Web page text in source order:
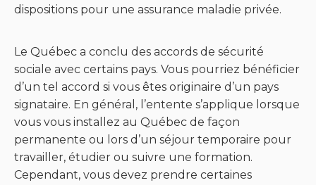
dispositions pour une assurance maladie privée.
Le Québec a conclu des accords de sécurité
sociale avec certains pays. Vous pourriez bénéficier
d’un tel accord si vous êtes originaire d’un pays
signataire. En général, l’entente s’applique lorsque
vous vous installez au Québec de façon
permanente ou lors d’un séjour temporaire pour
travailler, étudier ou suivre une formation.
Cependant, vous devez prendre certaines